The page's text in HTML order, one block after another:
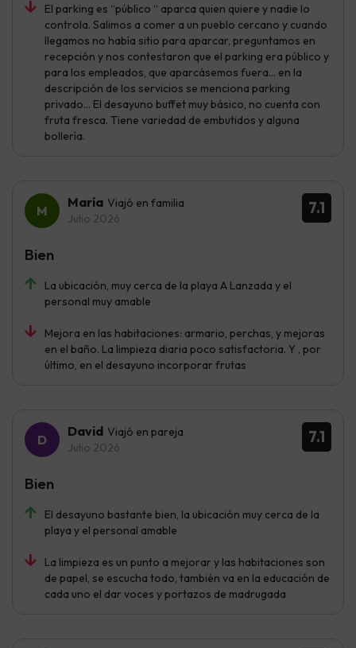
El parking es “público “ aparca quien quiere y nadie lo
controla. Salimos a comer a un pueblo cercano y cuando
llegamos no había sitio para aparcar, preguntamos en
recepción y nos contestaron que el parking era público y
para los empleados, que aparcásemos fuera… en la
descripción de los servicios se menciona parking
privado… El desayuno buffet muy básico, no cuenta con
fruta fresca. Tiene variedad de embutidos y alguna
bollería.
7.1
María Viajó en familia
Julio 2026
La ubicación, muy cerca de la playa A Lanzada y el
personal muy amable
Mejora en las habitaciones: armario, perchas, y mejoras
en el baño. La limpieza diaria poco satisfactoria. Y , por
último, en el desayuno incorporar frutas
Bien
7.1
David Viajó en pareja
Julio 2026
El desayuno bastante bien, la ubicación muy cerca de la
playa y el personal amable
La limpieza es un punto a mejorar y las habitaciones son
de papel, se escucha todo, también va en la educación de
cada uno el dar voces y portazos de madrugada
Bien